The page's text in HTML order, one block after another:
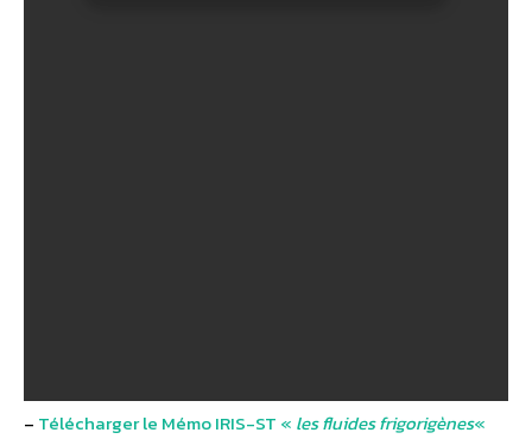
– Télécharger le Mémo IRIS-ST « les fluides frigorigènes«